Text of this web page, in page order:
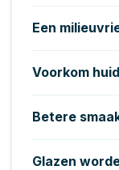
Een
Voorkom
Betere
Glazen